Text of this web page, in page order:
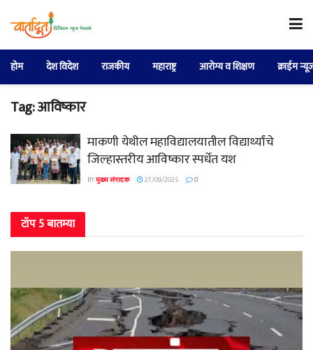
होम देश विदेश राजकीय महाराष्ट्र आरोग्य व शिक्षण क्राईम
Tag:आविष्कार
माकणी येथील महाविद्यालयातील विद्यार्थ्यांचे
जिल्हास्तरीय आविष्कार स्पर्धेत यश
BYमुख्य संपादक 27/09/2025 0
टॉप 5 बातम्या